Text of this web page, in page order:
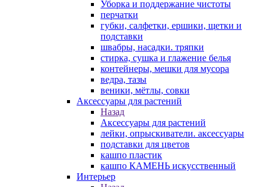
Уборка и поддержание чистоты
перчатки
губки, салфетки, ершики, щетки и
подставки
швабры, насадки. тряпки
стирка, сушка и глажение белья
контейнеры, мешки для мусора
ведра, тазы
веники, мётлы, совки
Аксессуары для растений
Назад
Аксессуары для растений
лейки, опрыскиватели. аксессуары
подставки для цветов
кашпо пластик
кашпо КАМЕНЬ искусственный
Интерьер